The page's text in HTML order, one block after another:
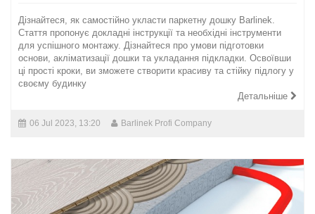
Дізнайтеся, як самостійно укласти паркетну дошку Barlinek.
Стаття пропонує докладні інструкції та необхідні інструменти
для успішного монтажу. Дізнайтеся про умови підготовки
основи, акліматизації дошки та укладання підкладки. Освоївши
ці прості кроки, ви зможете створити красиву та стійку підлогу у
своєму будинку
Детальніше
06 Jul 2023, 13:20 Barlinek Profi Company